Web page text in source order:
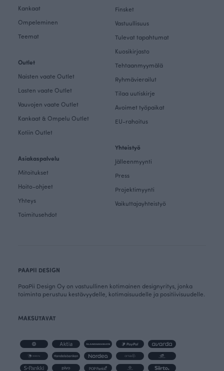
Kankaat
Ompeleminen
Teemat
Outlet
Naisten vaate Outlet
Lasten vaate Outlet
Vauvojen vaate Outlet
Kankaat & Ompelu Outlet
Kotiin Outlet
Asiakaspalvelu
Mitoitukset
Hoito-ohjeet
Yhteys
Toimitusehdot
Finsket
Vastuullisuus
Tulevat tapahtumat
Kuosikirjasto
Tehtaanmyymälä
Ryhmävierailut
Tilaa uutiskirje
Avoimet työpaikat
EU-rahoitus
Yhteistyö
Jälleenmyynti
Press
Projektimyynti
Vaikuttajayhteistyö
PAAPII DESIGN
PaaPii Design Oy on vastuullinen kotimainen designyritys, jonka
toiminta perustuu kestävyydelle, kotimaisuudelle ja positiivisuudelle.
MAKSUTAVAT